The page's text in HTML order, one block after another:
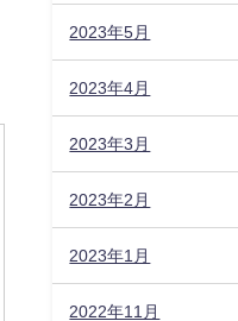
2023年5月
2023年4月
2023年3月
2023年2月
2023年1月
2022年11月